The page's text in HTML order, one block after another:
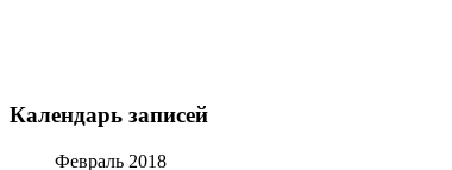
Календарь записей
Февраль 2018